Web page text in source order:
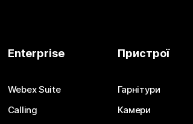
Enterprise
Webex Suite
Calling
Пристрої
Гарнітури
Камери